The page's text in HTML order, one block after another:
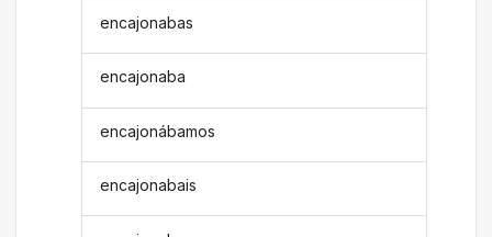
encajonabas
encajonaba
encajonábamos
encajonabais